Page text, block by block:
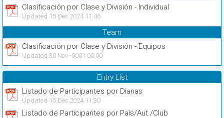
Clasificación por Clase y División - Individual
Updated 15 Dec 2024 11:46
Team
Clasificación por Clase y División - Equipos
Updated 30 Nov -0001 00:00
Entry List
Listado de Participantes por Dianas
Updated 15 Dec 2024 11:30
Listado de Participantes por País/Aut./Club